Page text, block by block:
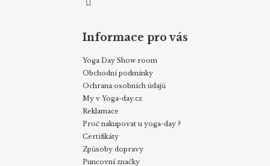
Informace pro vás
Yoga Day Show room
Obchodní podmínky
Ochrana osobních údajů
My v Yoga-day.cz
Reklamace
Proč nakupovat u yoga-day ?
Certifikáty
Způsoby dopravy
Puncovní značky